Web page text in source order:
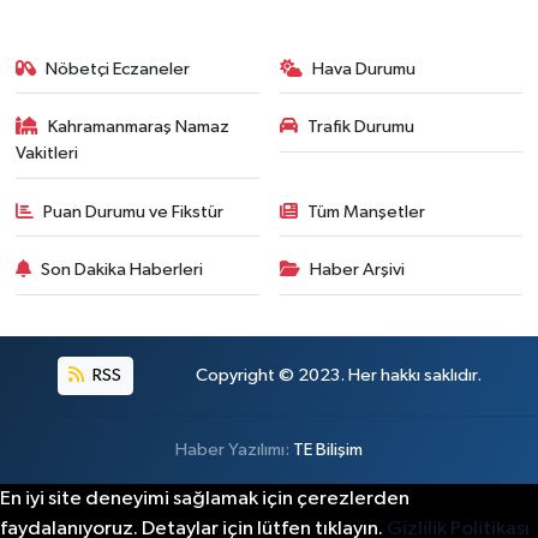
13:55 |Kahramanmaraş'ta 45 Milyon TL'lik Yatırım
13:53 |KAFUM'da Rock Gecesi! Zakkum
13:27 |Kahramanmaraş-Göksun Yolunu Kullananlar
Nöbetçi Eczaneler Hava Durumu
Kahramanmaraş Namaz
Vakitleri
Trafik Durumu
Puan Durumu ve Fikstür Tüm Manşetler
Son Dakika Haberleri Haber Arşivi
RSS Copyright © 2023. Her hakkı saklıdır.
Haber Yazılımı: TE Bilişim
En iyi site deneyimi sağlamak için çerezlerden
faydalanıyoruz. Detaylar için lütfen tıklayın. Gizlilik Politikası